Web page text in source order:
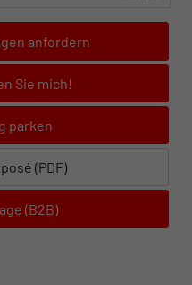
anfordern
Sie mich!
parken
(PDF)
(B2B)